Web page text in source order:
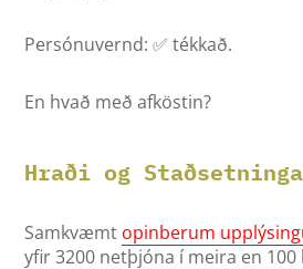
Persónuvernd: ✅ tékkað.
En hvað með afköstin?
Hraði og
Samkvæmt opinberum
yfir 3200 netþjóna í meira en